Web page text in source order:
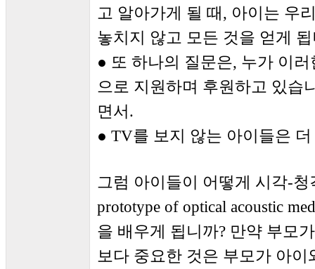
고 알아가게 될 때, 아이는 우
놓치지 않고 모든 것을 얻게
● 또 하나의 질문은, 누가 이
으로 지원하며 후원하고 있습
면서.
● TV를 보지 않는 아이들은
그럼 아이들이 어떻게 시각-
prototype of optical acoustic
을 배우게 됩니까? 만약 부모
보다 중요한 것은 부모가 아